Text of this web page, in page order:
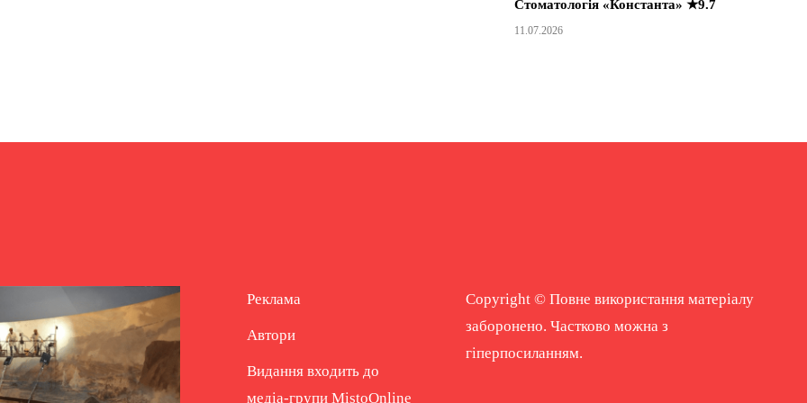
Стоматологія «Константа» ★9.7
11.07.2026
Реклама
Автори
Видання входить до
медіа-групи MistoOnline
Copyright © Повне використання матеріалу
заборонено. Частково можна з
гіперпосиланням.